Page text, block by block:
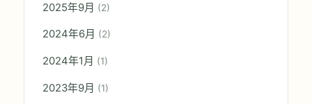
2025年9月 (2)
2024年6月 (2)
2024年1月 (1)
2023年9月 (1)